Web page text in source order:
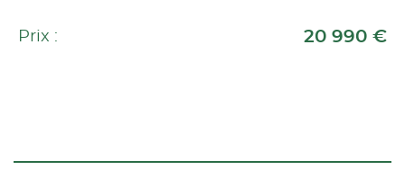
Prix : 20 990 €